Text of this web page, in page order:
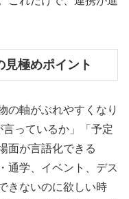
極めポイント
の軸がぶれやすくなり
っているか」「予定
面が言語化できる
通学、イベント、デス
きないのに欲しい時